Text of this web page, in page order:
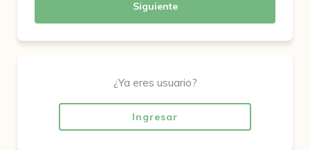
Siguiente
¿Ya eres usuario?
Ingresar